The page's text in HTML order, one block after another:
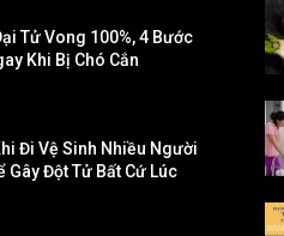
Tử Vong 100%, 4 Bước
Khi Bị Chó Cắn
Đi Vệ Sinh Nhiều Người
Gây Đột Tử Bất Cứ Lúc